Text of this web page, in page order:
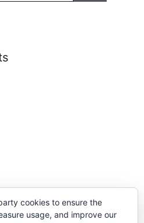
cookies to ensure the
usage, and improve our